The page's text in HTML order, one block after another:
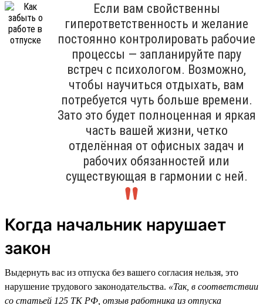
Если вам свойственны
гиперответственность и желание
постоянно контролировать рабочие
процессы — запланируйте пару
встреч с психологом. Возможно,
чтобы научиться отдыхать, вам
потребуется чуть больше времени.
Зато это будет полноценная и яркая
часть вашей жизни, четко
отделённая от офисных задач и
рабочих обязанностей или
существующая в гармонии с ней.
Когда начальник нарушает
закон
Выдернуть вас из отпуска без вашего согласия нельзя, это
нарушение трудового законодательства. «Так, в соответствии
со статьей 125 ТК РФ, отзыв работника из отпуска